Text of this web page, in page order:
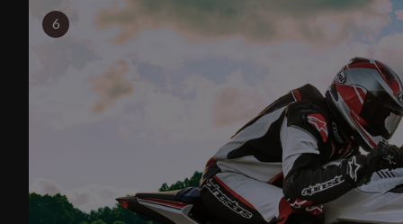
細節。不過，車友不妨發揮一下想像力，假設它們致敬
典的 1983 年式 RD350 造型，那可就太酷炫了！
6